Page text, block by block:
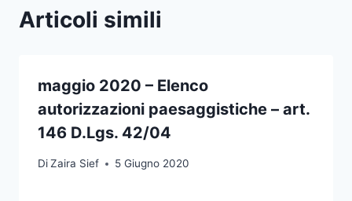
Articoli simili
maggio 2020 – Elenco
autorizzazioni paesaggistiche – art.
146 D.Lgs. 42/04
DiZaira Sief 5 Giugno 2020